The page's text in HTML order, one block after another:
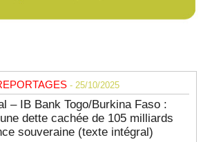
- 25/10/2025
– IB Bank Togo/Burkina Faso :
dette cachée de 105 milliards
souveraine (texte intégral)